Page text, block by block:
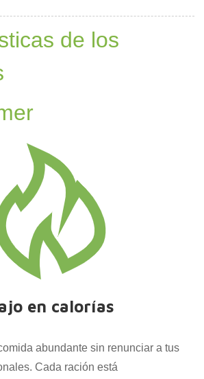
de los
en calorías
abundante sin renunciar a tus
Cada ración está